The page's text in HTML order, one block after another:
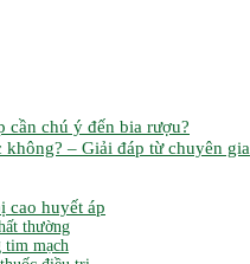
cần chú ý đến bia rượu?
– Giải đáp từ chuyên gia
cao huyết áp
thường
tim mạch